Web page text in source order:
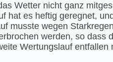
Wetter nicht ganz
hat es heftig geregnet,
musste wegen
werden, so dass
Wertungslauf entfallen